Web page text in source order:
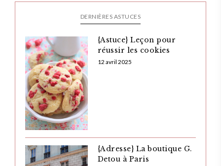
DERNIÈRES ASTUCES
{Astuce} Leçon pour
réussir les cookies
12 avril 2025
{Adresse} La boutique G.
Detou à Paris